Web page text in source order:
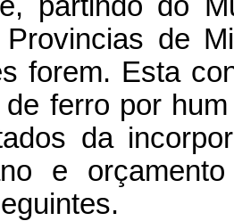
de
forem. Esta
ferro por
da
e